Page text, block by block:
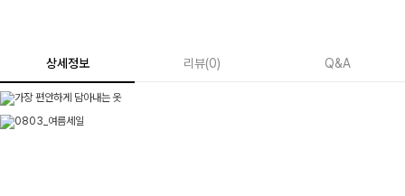
상세정보 리뷰(0) Q&A